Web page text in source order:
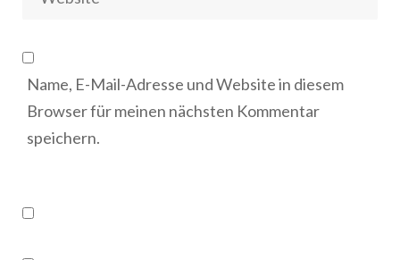
Name, E-Mail-Adresse und Website in diesem
Browser für meinen nächsten Kommentar
speichern.